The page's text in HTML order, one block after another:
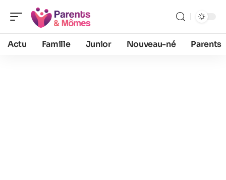
Actu Famille Junior Nouveau-né Parents